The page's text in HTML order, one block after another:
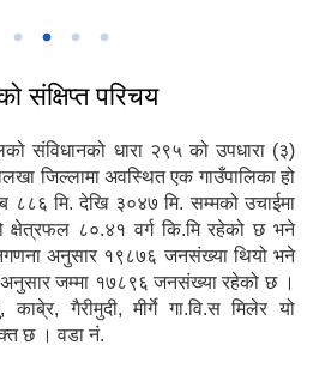
संक्षिप्त परिचय
संविधानको धारा २९५ को उपधारा (३)
जिल्लामा अवस्थित एक गाउँपालिका हो
८८६ मि. देखि ३०४७ मि. सम्मको उचाईमा
क्षेत्रफल ८०.४१ वर्ग कि.मि रहेको छ भने
अनुसार १९८७६ जनसंख्या थियो भने
जम्मा १७८९६ जनसंख्या रहेको छ ।
काबे्र, गैरीमुदी, मीर्गे गा.वि.स मिलेर यो
छ । वडा नं.